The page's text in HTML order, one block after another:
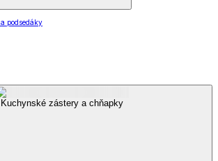
podsedáky
Kuchynské zástery a chňapky